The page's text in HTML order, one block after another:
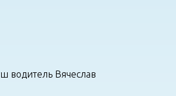
водитель Вячеслав